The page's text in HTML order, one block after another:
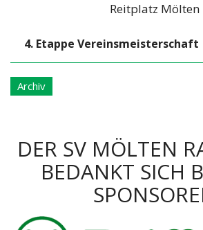
Reitplatz Mölten
4. Etappe Vereinsmeisterschaft
Archiv
DER SV MÖLTEN
BEDANKT SICH